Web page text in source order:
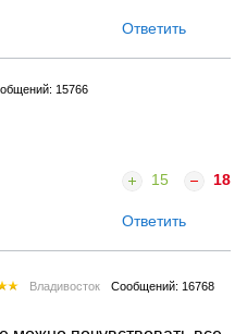
Ответить
15766
15 18
Ответить
Владивосток Сообщений: 16768